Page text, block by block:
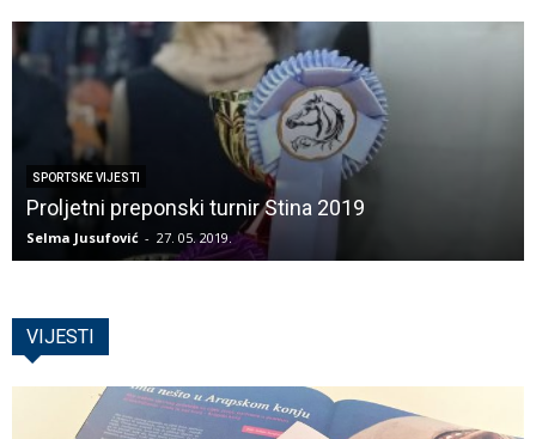
SPORTSKE VIJESTI
Proljetni preponski turnir Stina 2019
Selma Jusufović - 27. 05. 2019.
VIJESTI